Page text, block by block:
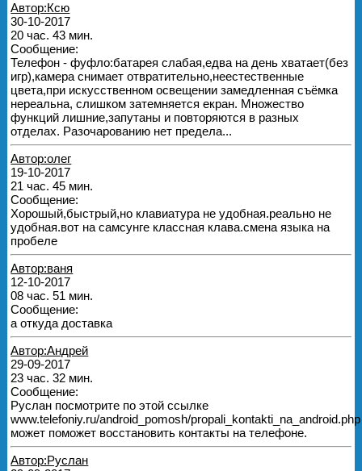
Автор:Ксю
30-10-2017
20 час. 43 мин.
Сообщение:
Телефон - фуфло:батарея слабая,едва на день хватает(без
игр),камера снимает отвратительно,неестественные
цвета,при искусственном освещении замедленная съёмка
нереальна, слишком затемняется екран. Множество
функций лишние,запутаны и повторяются в разных
отделах. Разочарованию нет предела...
Автор:олег
19-10-2017
21 час. 45 мин.
Сообщение:
Хорошый,быстрый,но клавиатура не удобная.реально не
удобная.вот на самсунге классная клава.смена языка на
пробеле
Автор:ваня
12-10-2017
08 час. 51 мин.
Сообщение:
а откуда доставка
Автор:Андрей
29-09-2017
23 час. 32 мин.
Сообщение:
Руслан посмотрите по этой ссылке
www.telefoniy.ru/android_pomosh/propali_kontakti_na_android.php
может поможет восстановить контакты на телефоне.
Автор:Руслан